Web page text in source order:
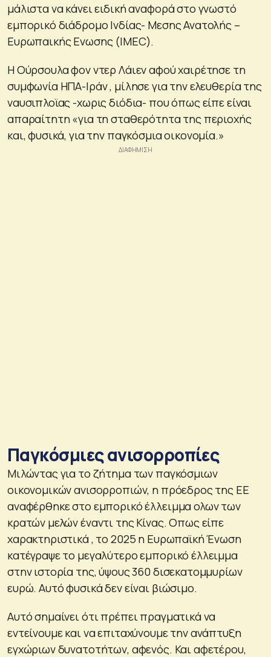
μάλιστα να κάνει ειδική αναφορά στο γνωστό
εμπορικό διάδρομο Ινδίας- Μεσης Ανατολής –
Ευρωπαικής Ενωσης (IMEC).
Η Ούρσουλα φον ντερ Λάιεν αφού χαιρέτησε τη
συμφωνία ΗΠΑ-Ιράν , μίλησε για την ελευθερία της
ναυσιπλοϊας -χωρις διόδια- που όπως είπε είναι
απαραίτητη «για τη σταθερότητα της περιοχής
και, φυσικά, για την παγκόσμια οικονομία.»
Παγκόσμιες ανισορροπίες
Μιλώντας για το ζήτημα των παγκόσμιων
οικονομικών ανισορροπιών, η πρόεδρος της ΕΕ
αναφέρθηκε στο εμπορικό έλλειμμα ολων των
κρατών μελών έναντι της Κίνας. Οπως είπε
χαρακτηριστικά , το 2025 η Ευρωπαϊκή Ένωση
κατέγραψε το μεγαλύτερο εμπορικό έλλειμμα
στην ιστορία της, ύψους 360 δισεκατομμυρίων
ευρώ. Αυτό φυσικά δεν είναι βιώσιμο.
Αυτό σημαίνει ότι πρέπει πραγματικά να
εντείνουμε και να επιταχύνουμε την ανάπτυξη
εγχώριων δυνατοτήτων, αφενός. Και αφετέρου,